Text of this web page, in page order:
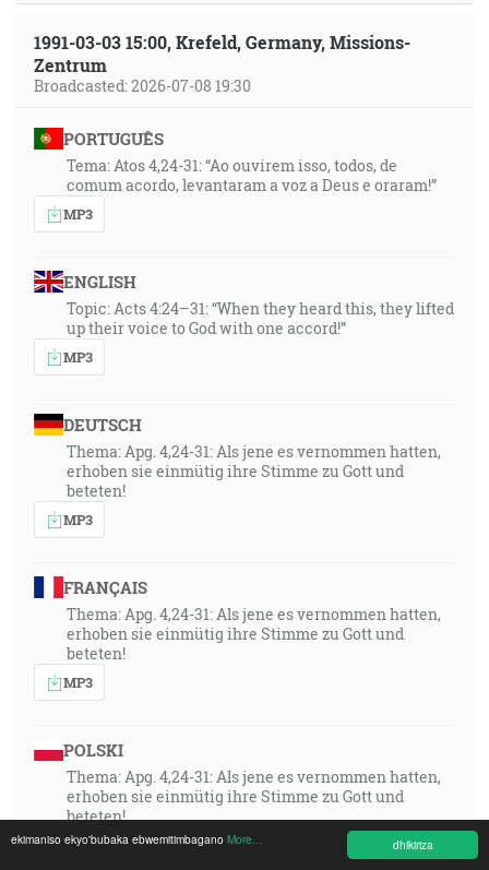
dhikiriza
ekimaniso ekyo'bubaka ebwemitimbagano More...
1991-03-03 15:00, Krefeld, Germany, Missions-
Zentrum
Broadcasted: 2026-07-08 19:30
PORTUGUÊS
Tema: Atos 4,24-31: “Ao ouvirem isso, todos, de
comum acordo, levantaram a voz a Deus e oraram!”
MP3
ENGLISH
Topic: Acts 4:24–31: “When they heard this, they lifted
up their voice to God with one accord!”
MP3
DEUTSCH
Thema: Apg. 4,24-31: Als jene es vernommen hatten,
erhoben sie einmütig ihre Stimme zu Gott und
beteten!
MP3
FRANÇAIS
Thema: Apg. 4,24-31: Als jene es vernommen hatten,
erhoben sie einmütig ihre Stimme zu Gott und
beteten!
MP3
POLSKI
Thema: Apg. 4,24-31: Als jene es vernommen hatten,
erhoben sie einmütig ihre Stimme zu Gott und
beteten!
MP3